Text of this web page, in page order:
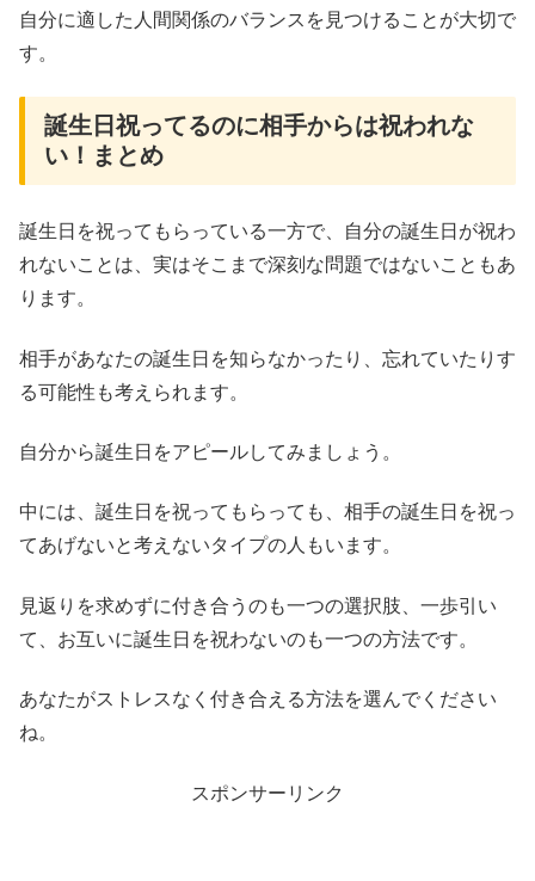
自分に適した人間関係のバランスを見つけることが大切で
す。
誕生日祝ってるのに相手からは祝われな
い！まとめ
誕生日を祝ってもらっている一方で、自分の誕生日が祝わ
れないことは、実はそこまで深刻な問題ではないこともあ
ります。
相手があなたの誕生日を知らなかったり、忘れていたりす
る可能性も考えられます。
自分から誕生日をアピールしてみましょう。
中には、誕生日を祝ってもらっても、相手の誕生日を祝っ
てあげないと考えないタイプの人もいます。
見返りを求めずに付き合うのも一つの選択肢、一歩引い
て、お互いに誕生日を祝わないのも一つの方法です。
あなたがストレスなく付き合える方法を選んでください
ね。
スポンサーリンク